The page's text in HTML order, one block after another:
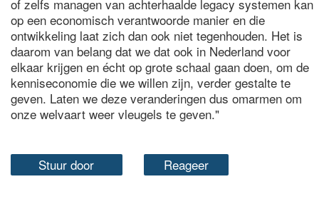
of zelfs managen van achterhaalde legacy systemen kan
op een economisch verantwoorde manier en die
ontwikkeling laat zich dan ook niet tegenhouden. Het is
daarom van belang dat we dat ook in Nederland voor
elkaar krijgen en écht op grote schaal gaan doen, om de
kenniseconomie die we willen zijn, verder gestalte te
geven. Laten we deze veranderingen dus omarmen om
onze welvaart weer vleugels te geven."
Stuur door Reageer